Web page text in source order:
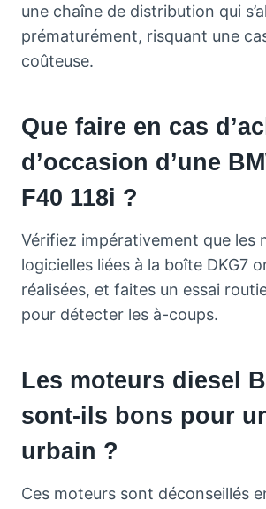
une chaîne de distribution qui
prématurément, risquant une
coûteuse.
Que faire en cas
d’occasion d’une
F40 118i ?
Vérifiez impérativement que les
logicielles liées à la boîte DKG7
réalisées, et faites un essai
pour détecter les à-coups.
Les moteurs diesel
sont-ils bons pour
urbain ?
Ces moteurs sont déconseillés